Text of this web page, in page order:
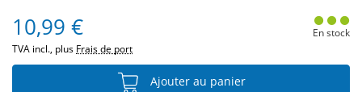
10,99 €
TVA incl., plus Frais de port
En stock
Ajouter au panier